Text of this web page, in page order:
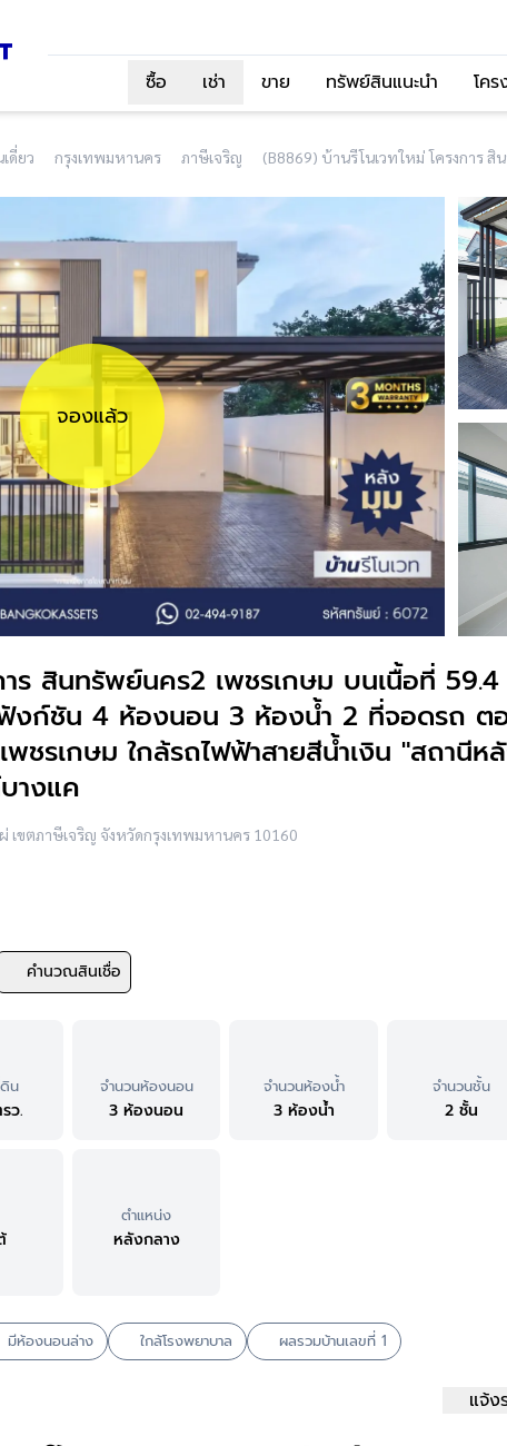
ซื้อ
เช่า ขาย ทรัพย์สินแนะนำ โคร
ดี่ยว กรุงเทพมหานคร ภาษีเจริญ
จองแล้ว
าร สินทรัพย์นคร2 เพชรเกษม บนเนื้อที่
ฟังก์ชัน 4 ห้องนอน 3 ห้องน้ำ 2 ที่จอดรถ ต
ชรเกษม ใกล้รถไฟฟ้าสายสีน้ำเงิน "สถานีห
างแค
เขตภาษีเจริญ จังหวัดกรุงเทพมหานคร 10160
คำนวณสินเชื่อ
น
ว.
จำนวนห้องนอน
3 ห้องนอน
จำนวนห้องน้ำ
3 ห้องน้ำ
จำนวนชั้น
2 ชั้น
ตำแหน่ง
หลังกลาง
มีห้องนอนล่าง ใกล้โรงพยาบาล ผลรวมบ้านเลขที่ 1
แจ้ง